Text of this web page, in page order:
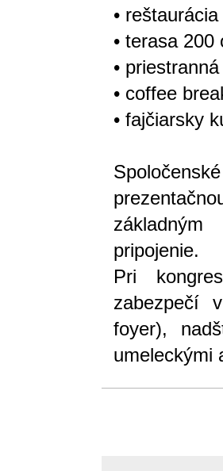
•
• terasa 200
•
• coffee
• fajčiarsky
pripojenie.
Pri
zabezpečí
foyer),
umeleckými